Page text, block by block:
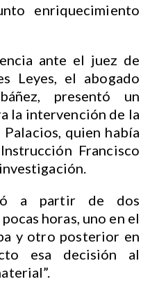
enriquecimiento
ante el juez de
Leyes, el abogado
presentó un
la intervención de la
quien había
Francisco
a partir de dos
horas, uno en el
y otro posterior en
esa decisión al